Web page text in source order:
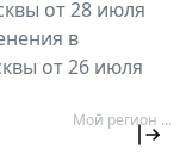
от 28 июля
в
от 26 июля
Мой регион ...